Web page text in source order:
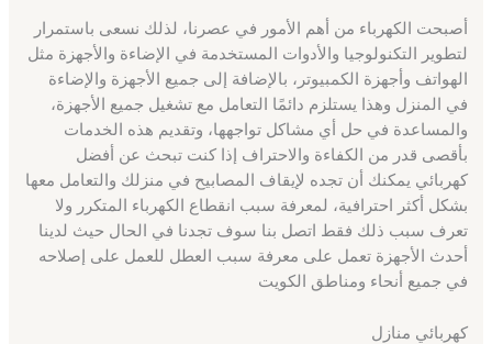
أصبحت الكهرباء من أهم الأمور في عصرنا، لذلك نسعى باستمرار
لتطوير التكنولوجيا والأدوات المستخدمة في الإضاءة والأجهزة مثل
الهواتف وأجهزة الكمبيوتر، بالإضافة إلى جميع الأجهزة والإضاءة
في المنزل وهذا يستلزم دائمًا التعامل مع تشغيل جميع الأجهزة،
والمساعدة في حل أي مشاكل تواجهها، وتقديم هذه الخدمات
بأقصى قدر من الكفاءة والاحتراف إذا كنت تبحث عن أفضل
كهربائي يمكنك أن تجده لإيقاف المصابيح في منزلك والتعامل معها
بشكل أكثر احترافية، لمعرفة سبب انقطاع الكهرباء المتكرر ولا
تعرف سبب ذلك فقط اتصل بنا سوف تجدنا في الحال حيث لدينا
أحدث الأجهزة تعمل على معرفة سبب العطل للعمل على إصلاحه
في جميع أنحاء ومناطق الكويت
كهربائي منازل